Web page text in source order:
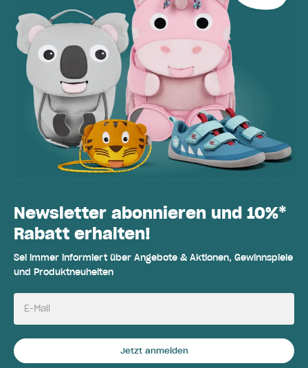
Newsletter abonnieren und 10%*
Rabatt erhalten!
Sei immer informiert über Angebote & Aktionen, Gewinnspiele
und Produktneuheiten
E-Mail
Jetzt anmelden